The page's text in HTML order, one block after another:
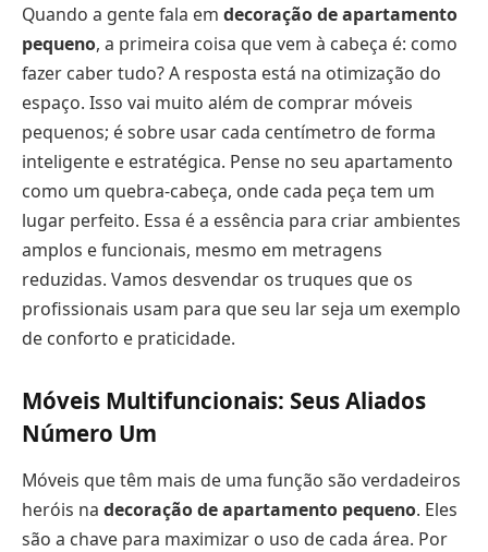
Quando a gente fala em decoração de apartamento
pequeno, a primeira coisa que vem à cabeça é: como
fazer caber tudo? A resposta está na otimização do
espaço. Isso vai muito além de comprar móveis
pequenos; é sobre usar cada centímetro de forma
inteligente e estratégica. Pense no seu apartamento
como um quebra-cabeça, onde cada peça tem um
lugar perfeito. Essa é a essência para criar ambientes
amplos e funcionais, mesmo em metragens
reduzidas. Vamos desvendar os truques que os
profissionais usam para que seu lar seja um exemplo
de conforto e praticidade.
Móveis Multifuncionais: Seus Aliados
Número Um
Móveis que têm mais de uma função são verdadeiros
heróis na decoração de apartamento pequeno. Eles
são a chave para maximizar o uso de cada área. Por